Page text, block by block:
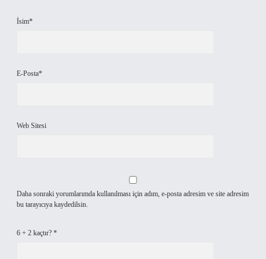
İsim*
E-Posta*
Web Sitesi
Daha sonraki yorumlarımda kullanılması için adım, e-posta adresim ve site adresim
bu tarayıcıya kaydedilsin.
6 + 2 kaçtır? *